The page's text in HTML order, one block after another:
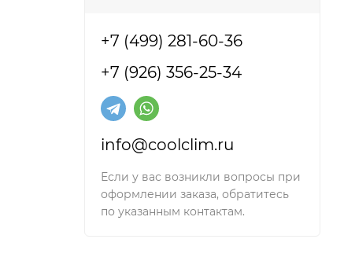
+7 (499) 281-60-36
+7 (926) 356-25-34
info@coolclim.ru
Если у вас возникли вопросы при
оформлении заказа, обратитесь
по указанным контактам.